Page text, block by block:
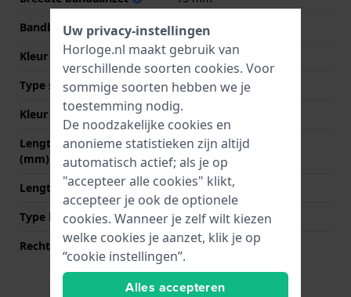
Bandbreedte bij sluiting
22 mm
Kleur Band
Groen
Type sluiting
Gesp
Kleur sluiting
Zilver
Lengte band op 12 uur
(mm)
75 mm
Lengte band op 6 uur (mm) 135 mm
Type bevestiging
Schroef
Rechte bandaanzet
Nee
Uw privacy-instellingen
Horloge.nl maakt gebruik van
verschillende soorten cookies. Voor
sommige soorten hebben we je
toestemming nodig.
De noodzakelijke cookies en
anonieme statistieken zijn altijd
automatisch actief; als je op
"accepteer alle cookies" klikt,
accepteer je ook de optionele
cookies. Wanneer je zelf wilt kiezen
welke cookies je aanzet, klik je op
“cookie instellingen”.
Alles accepteren